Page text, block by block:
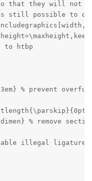
that they will not
still possible to
to htbp
% prevent
% remove
illegal ligatures